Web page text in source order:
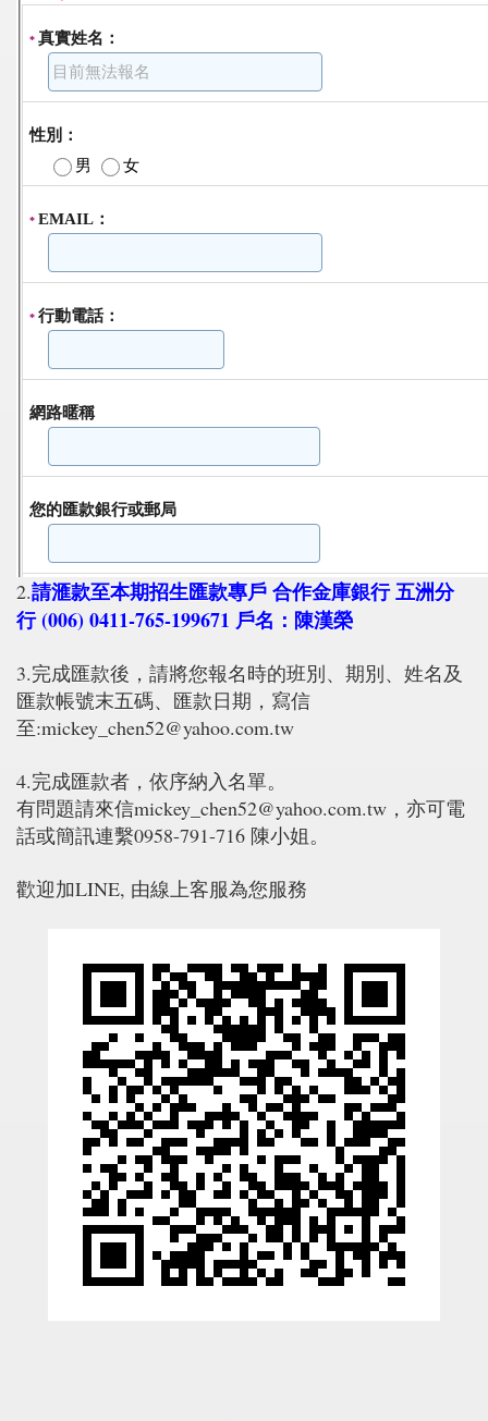
2.請滙款至本期招生匯款專戶 合作金庫銀行 五洲分
行 (006) 0411-765-199671 戶名：陳漢榮
3.完成匯款後，請將您報名時的班別、期別、姓名及
匯款帳號末五碼、匯款日期，寫信
至:mickey_chen52@yahoo.com.tw
4.完成匯款者，依序納入名單。
有問題請來信mickey_chen52@yahoo.com.tw，亦可電
話或簡訊連繫0958-791-716 陳小姐。
歡迎加LINE, 由線上客服為您服務